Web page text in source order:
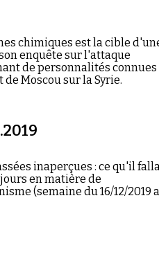
chimiques est la cible
enquête sur l'attaque
de personnalités connues
Moscou sur la Syrie.
inaperçues : ce qu'il
en matière de
(semaine du 16/12/2019